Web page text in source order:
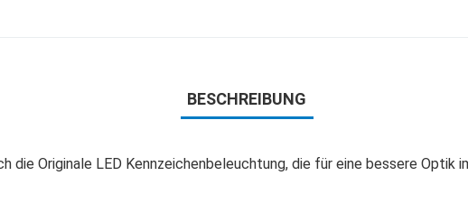
BESCHREIBUNG
die Originale LED Kennzeichenbeleuchtung, die für eine bessere Optik